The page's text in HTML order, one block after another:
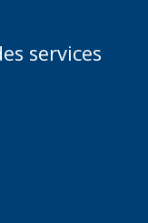
services